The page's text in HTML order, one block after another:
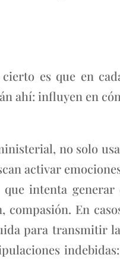
es que en
ahí: influyen en
no solo
activar
intenta
compasión. En
para transmitir